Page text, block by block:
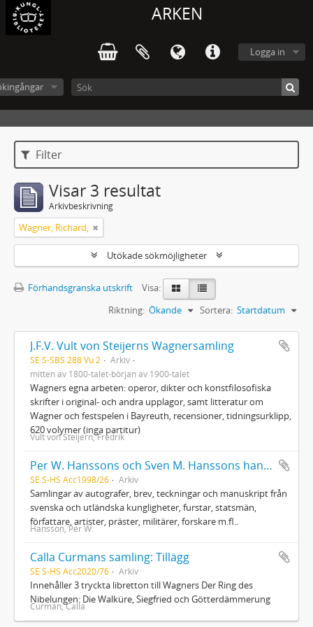
ARKEN
Logga in
Filter
Visar 3 resultat
Arkivbeskrivning
Wagner, Richard,
Utökade sökmöjligheter
Förhandsgranska utskrift
Visa:
Sortera: Startdatum
Riktning: Ökande
J.F.V. Vult von Steijerns Wagnersamling
SE S-SBS 288 Vu 2
Arkiv
mitten av 1800-talet-början av 1900-talet
Wagners egna arbeten: operor, dikter och konstfilosofiska
skrifter i original- och andra upplagor, samt litteratur om
Wagner och festspelen i Bayreuth, recensioner, tidningsurklipp,
620 volymer (inga partitur)
Vult von Steijern, Fredrik
Per W. Hanssons och Sven M. Hanssons handskriftssamling
SE S-HS Acc1998/26 Arkiv
Samlingar av autografer, brev, teckningar och manuskript från
svenska och utländska kungligheter, furstar, statsmän,
författare, artister, präster, militärer, forskare m.fl..
Hansson, Per W.
Calla Curmans samling: Tillägg
SE S-HS Acc2020/76 Arkiv
Innehåller 3 tryckta libretton till Wagners Der Ring des
Nibelungen: Die Walküre, Siegfried och Götterdämmerung
Curman, Calla